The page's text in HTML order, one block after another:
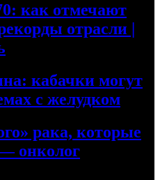
как отмечают
отрасли |
кабачки могут
с желудком
рака, которые
онколог